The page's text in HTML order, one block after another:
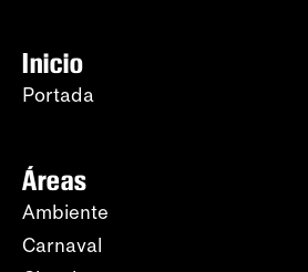
Inicio
Portada
Áreas
Ambiente
Carnaval